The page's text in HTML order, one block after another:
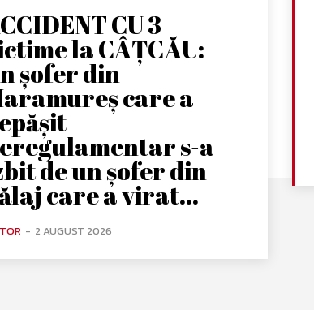
CU 3
la CÂȚCĂU:
șofer din
care a
s-a
de un șofer din
care a virat...
- 2 AUGUST 2026